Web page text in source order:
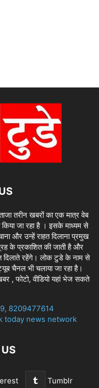
तरीन खबरों का एक मात्र वेब
जा रहा है । इसके माध्यम से
और उन्हें राहत दिलाना प्रमुख
के प्रकाशित की जाती है और
दिलाते रहेंगे। लोक टुडे के नाम से
चैनल भी चलाया जा रहा है।
, फोटो, वीडियो यहां भेज सकते
8209477614
today news network
Tumblr